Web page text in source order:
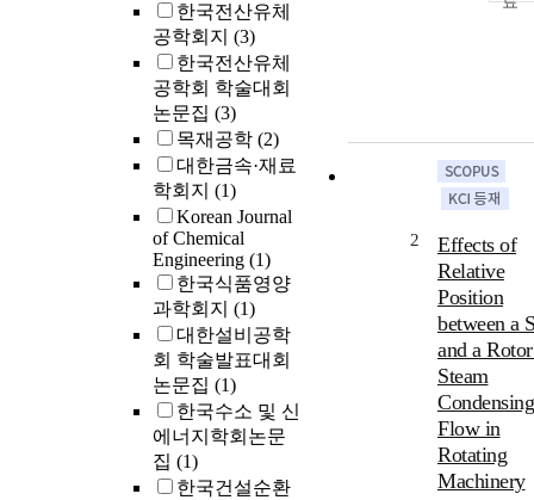
한국전산유체
공학회지 (3)
한국전산유체
공학회 학술대회
논문집 (3)
목재공학 (2)
대한금속·재료
학회지 (1)
Korean Journal
of Chemical
Engineering (1)
한국식품영양
과학회지 (1)
대한설비공학
회 학술발표대회
논문집 (1)
한국수소 및 신
에너지학회논문
집 (1)
한국건설순환
2
Effects of
Relative
Position
between a
and a
Steam
Condensing
Flow in
Rotating
Machinery